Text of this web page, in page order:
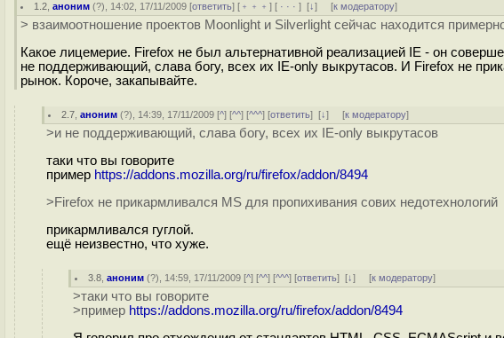
1.2 ,аноним (?), 14:02, 17/11/2009 [ответить] [ ﹢﹢﹢] [ · · ·][↓] [к модератору]
> взаимоотношение проектов Moonlight и Silverlight сейчас находится
Какое лицемерие. Firefox не был альтернативной реализацией IE - он
не поддерживающий, слава богу, всех их IE-only выкрутасов. И Firefox не
рынок. Короче, закапывайте.
2.7 ,аноним (?), 14:39, 17/11/2009 [^] [^^] [^^^] [ответить][↓] [к модератору]
>и не поддерживающий, слава богу, всех их IE-only выкрутасов
таки что вы говорите
пример https://addons.mozilla.org/ru/firefox/addon/8494
>Firefox не прикармливался MS для пропихивания сових недотехнологий
прикармливался гуглой.
ещё неизвестно, что хуже.
3.8 ,аноним (?), 14:59, 17/11/2009 [^] [^^] [^^^] [ответить][↓] [к модератору]
>таки что вы говорите
>пример https://addons.mozilla.org/ru/firefox/addon/8494